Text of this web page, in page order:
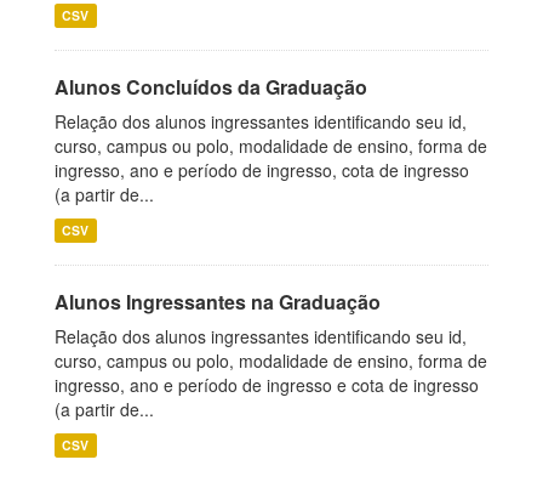
CSV
Alunos Concluídos da Graduação
Relação dos alunos ingressantes identificando seu id,
curso, campus ou polo, modalidade de ensino, forma de
ingresso, ano e período de ingresso, cota de ingresso
(a partir de...
CSV
Alunos Ingressantes na Graduação
Relação dos alunos ingressantes identificando seu id,
curso, campus ou polo, modalidade de ensino, forma de
ingresso, ano e período de ingresso e cota de ingresso
(a partir de...
CSV